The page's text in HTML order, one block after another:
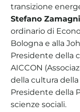
transizione
Stefano Zamagni
ordinario di
Bologna e alla
Presidente della
AICCON
della cultura
Presidente della
scienze sociali.